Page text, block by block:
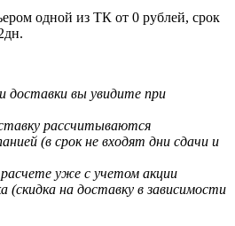
одной из ТК от 0 рублей, срок
доставки вы увидите при
рассчитываются
(в срок не входят дни сдачи и
уже с учетом акции
(скидка на доставку в зависимости